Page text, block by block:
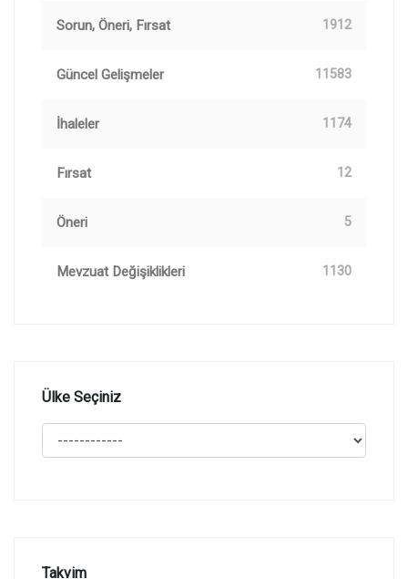
Sorun, Öneri, Fırsat 1912
Güncel Gelişmeler 11583
İhaleler 1174
Fırsat 12
Öneri 5
Mevzuat Değişiklikleri 1130
Ülke Seçiniz
Takvim